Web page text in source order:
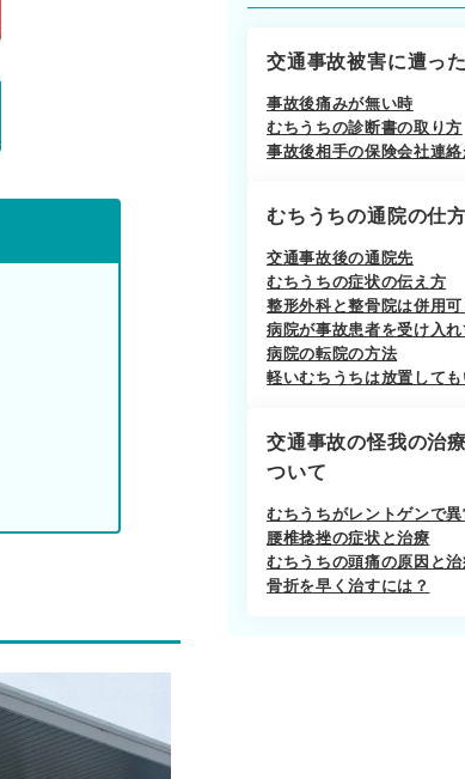
交通事故被害に遭っ
事故後痛みが無い時
むちうちの診断書の取り方
事故後相手の保険会社連
むちうちの通院の仕方
交通事故後の通院先
むちうちの症状の伝え方
整形外科と整骨院は併用可
病院が事故患者を受け入
病院の転院の方法
軽いむちうちは放置しても
交通事故の怪我の治
ついて
むちうちがレントゲンで異
腰椎捻挫の症状と治療
むちうちの頭痛の原因と治
骨折を早く治すには？